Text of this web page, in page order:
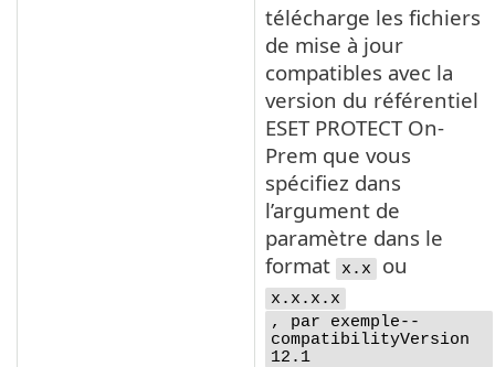
télécharge les fichiers
de mise à jour
compatibles avec la
version du référentiel
ESET PROTECT On-
Prem que vous
spécifiez dans
l’argument de
paramètre dans le
format
x.x ou
x.x.x.x
, par exemple--
compatibilityVersion
12.1